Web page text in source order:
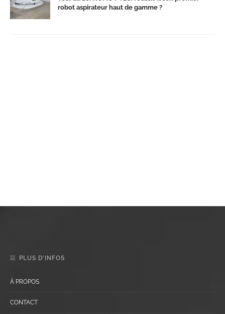
robot aspirateur haut de gamme ?
PLUS D’INFOS
À PROPOS
CONTACT